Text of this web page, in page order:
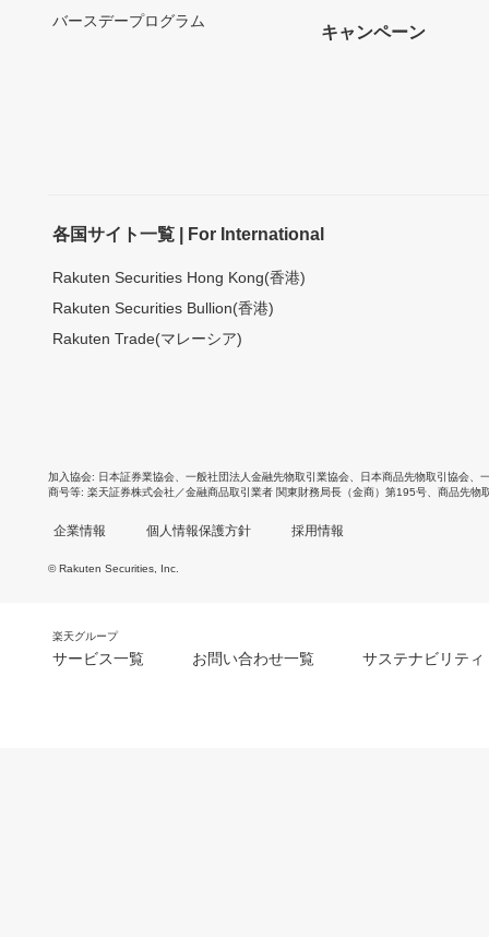
バースデープログラム
キャンペーン
各国サイト一覧 | For International
Rakuten Securities Hong Kong(香港)
Rakuten Securities Bullion(香港)
Rakuten Trade(マレーシア)
加入協会 日本証券業協会 一般社団法人金融先物取引業協会 日本商品先物取引協会
商号等 楽天証券株式会社／金融商品取引業者 関東財務局長（金商）第195号、商品先物
企業情報 個人情報保護方針 採用情報
© Rakuten Securities, Inc.
楽天グループ
サービス一覧 お問い合わせ一覧 サステナビリティ